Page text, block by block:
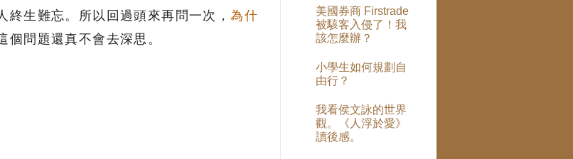
終生難忘。所以回過頭來再問一次，為什
個問題還真不會去深思。
美國券商 Firstrade
被駭客入侵了！我
該怎麼辦？
小學生如何規劃自
由行？
我看侯文詠的世界
觀。《人浮於愛》
讀後感。